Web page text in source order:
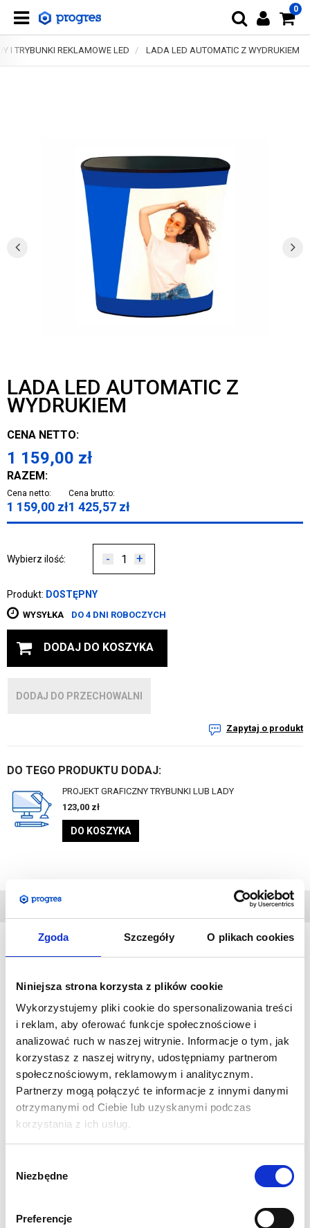
Zgoda Szczegóły O plikach cookies
Niniejsza strona korzysta z plików cookie
Wykorzystujemy pliki cookie do spersonalizowania treści
i reklam, aby oferować funkcje społecznościowe i
analizować ruch w naszej witrynie. Informacje o tym, jak
korzystasz z naszej witryny, udostępniamy partnerom
społecznościowym, reklamowym i analitycznym.
Partnerzy mogą połączyć te informacje z innymi danymi
otrzymanymi od Ciebie lub uzyskanymi podczas
korzystania z ich usług.
zgody
Niezbędne
Preferencje
0
I TRYBUNKI REKLAMOWE LED LADA LED AUTOMATIC Z WYDRUKIEM
LADA LED AUTOMATIC Z
WYDRUKIEM
CENA NETTO:
1 159,00 zł
RAZEM:
Cena netto:
1 159,00 zł
Cena brutto:
1 425,57 zł
Wybierz ilość: - +
Produkt: DOSTĘPNY
WYSYŁKA DO 4 DNI ROBOCZYCH
DODAJ DO KOSZYKA
DODAJ DO PRZECHOWALNI
Zapytaj o produkt
DO TEGO PRODUKTU DODAJ:
PROJEKT GRAFICZNY TRYBUNKI LUB LADY
123,00 zł
DO KOSZYKA
DANE
podświetleniem LED.
Przemyślany system umożliwia błyskawiczne rozkładanie i
składanie, a paski ledowe zapewniają równomiernie i
intensywne podświetlenie.
Specyfikacja:
Wymiar fizyczny w mm: 1015 (wys.) x 782 (szer.) x 398
(głeb.)
Wydruk sublimacyjny 1440 dpi na tkaninie
poliestrowej Display Stretch 230g
Podnośnik wykonany ze stali, wspornik z aluminium
dł. 270 cm